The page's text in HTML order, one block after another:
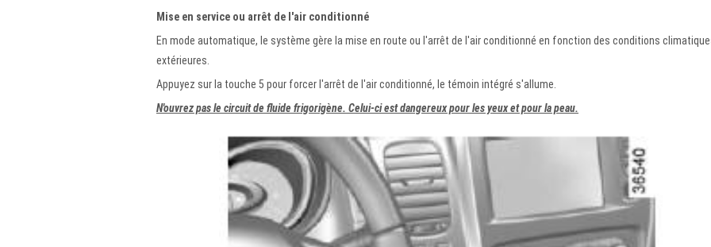
Mise en service ou arrêt de l'air conditionné
En mode automatique, le système gère la mise en route ou l'arrêt de l'air conditionné en fonction des conditions
extérieures.
Appuyez sur la touche 5 pour forcer l'arrêt de l'air conditionné, le témoin intégré s'allume.
N'ouvrez pas le circuit de fluide frigorigène. Celui-ci est dangereux pour les yeux et pour la peau.